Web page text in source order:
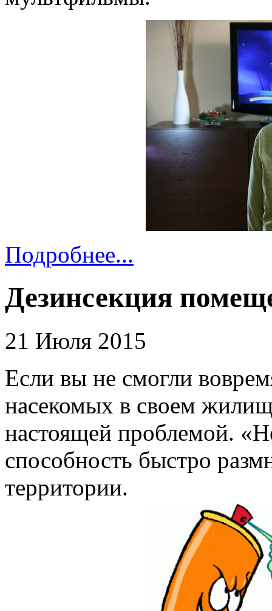
Подробнее...
Дезинсекция
21 Июля 2015
Если вы не смогли
насекомых в своем
настоящей проблемой.
способность быстро
территории.